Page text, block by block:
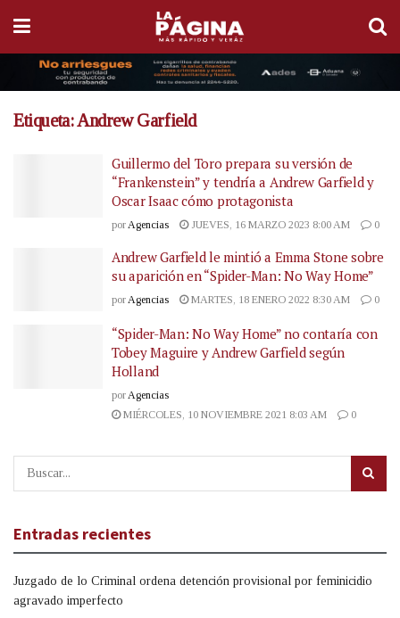
Etiqueta:Andrew Garfield
Guillermo del Toro prepara su versión de
“Frankenstein” y tendría a Andrew Garfield y
Oscar Isaac cómo protagonista
por Agencias JUEVES, 16 MARZO 2023 8:00 AM 0
Andrew Garfield le mintió a Emma Stone sobre
su aparición en “Spider-Man: No Way Home”
por Agencias MARTES, 18 ENERO 2022 8:30 AM 0
“Spider-Man: No Way Home” no contaría con
Tobey Maguire y Andrew Garfield según
Holland
porAgencias
MIÉRCOLES, 10 NOVIEMBRE 2021 8:03 AM
0
Entradas recientes
Juzgado de lo Criminal ordena detención provisional por feminicidio
agravado imperfecto